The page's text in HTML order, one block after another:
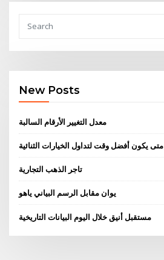
New Posts
معدل التغيير الأرقام السالبة
متى يكون أفضل وقت لتداول الخيارات الثنائية
تاجر الذهب التجارية
يوان مقابل الرسم البياني ياهو
مستقبل أنيق خلال اليوم البيانات التاريخية